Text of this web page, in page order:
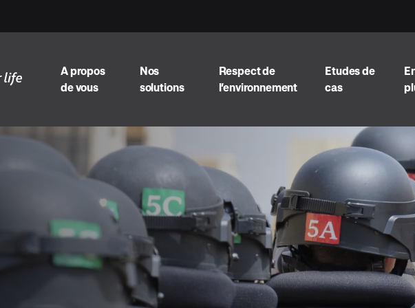
A propos
de vous
Nos
solutions
Respect de
l’environnement
Etudes de
cas